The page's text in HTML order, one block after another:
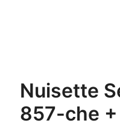
Nuisette
857-che